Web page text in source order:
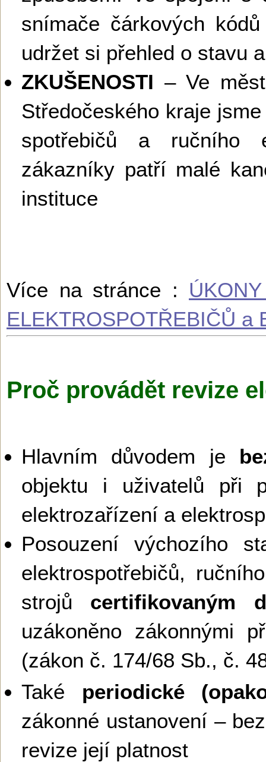
snímače čárkových
udržet si přehled o stavu
ZKUŠENOSTI – Ve
Středočeského kraje
spotřebičů a ručního
zákazníky patří malé
instituce
Více na stránce :
ELEKTROSPOTŘEBIČŮ a
Proč provádět revize
Hlavním důvodem je
objektu i uživatelů při
elektrozařízení a
Posouzení výchozího
elektrospotřebičů,
strojů certifikovaným
uzákoněno zákonnými
(zákon č. 174/68 Sb., č.
Také periodické
zákonné ustanovení –
revize její platnost